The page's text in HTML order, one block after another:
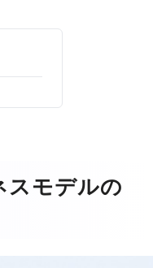
スモデルの